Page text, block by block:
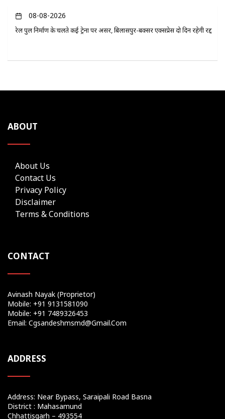
08-08-2026
रेल पुल निर्माण के चलते कई ट्रेनों पर असर, बिलासपुर-बक्सर एक्सप्रेस दो दिन रहेगी रद्द
ABOUT
About Us
Contact Us
Privacy Policy
Disclaimer
Terms & Conditions
CONTACT
Avinash Nayak (Proprietor)
Mobile: +91 9131581090
Mobile: +91 7489326453
Email: Cgsandeshmsmd@gmail.com
ADDRESS
Address: Near Bypass, Saraipali Road Basna
District : Mahasamund
Chhattisgarh – 493554